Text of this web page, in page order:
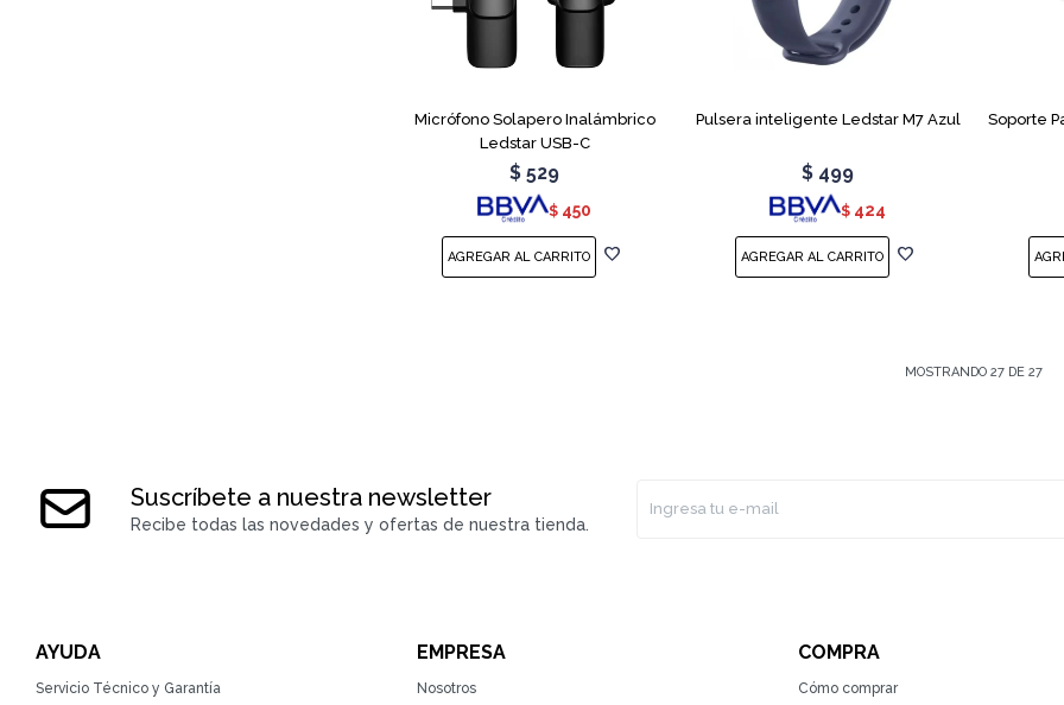
Micrófono Solapero Inalámbrico
Ledstar USB-C
$ 529
$ 450
Pulsera inteligente Ledstar M7 Azul
$ 499
$ 424
Soporte
MOSTRANDO27 DE27
Suscríbete a nuestra newsletter
Recibe todas las novedades y ofertas de nuestra tienda.
AYUDA
Servicio Técnico y Garantía
EMPRESA
Nosotros
COMPRA
Cómo comprar